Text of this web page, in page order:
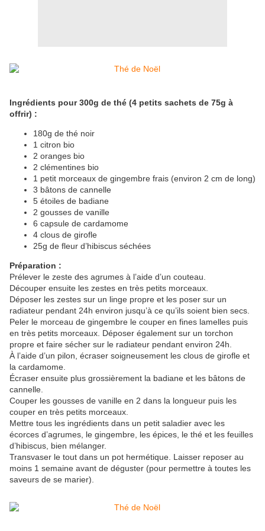
Ingrédients pour 300g de thé (4 petits sachets de 75g à
offrir) :
180g de thé noir
1 citron bio
2 oranges bio
2 clémentines bio
1 petit morceaux de gingembre frais (environ 2 cm de long)
3 bâtons de cannelle
5 étoiles de badiane
2 gousses de vanille
6 capsule de cardamome
4 clous de girofle
25g de fleur d’hibiscus séchées
Préparation :
Prélever le zeste des agrumes à l’aide d’un couteau.
Découper ensuite les zestes en très petits morceaux.
Déposer les zestes sur un linge propre et les poser sur un
radiateur pendant 24h environ jusqu’à ce qu’ils soient bien secs.
Peler le morceau de gingembre le couper en fines lamelles puis
en très petits morceaux. Déposer également sur un torchon
propre et faire sécher sur le radiateur pendant environ 24h.
À l’aide d’un pilon, écraser soigneusement les clous de girofle et
la cardamome.
Écraser ensuite plus grossièrement la badiane et les bâtons de
cannelle.
Couper les gousses de vanille en 2 dans la longueur puis les
couper en très petits morceaux.
Mettre tous les ingrédients dans un petit saladier avec les
écorces d’agrumes, le gingembre, les épices, le thé et les feuilles
d’hibiscus, bien mélanger.
Transvaser le tout dans un pot hermétique. Laisser reposer au
moins 1 semaine avant de déguster (pour permettre à toutes les
saveurs de se marier).